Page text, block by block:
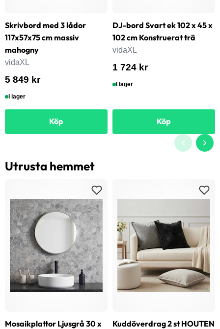
Skrivbord med 3 lådor
117x57x75 cm massiv
mahogny
vidaXL
5 849 kr
I lager
Köp
DJ-bord Svart ek 102 x 45 x
102 cm Konstruerat trä
vidaXL
1 724 kr
I lager
Köp
Utrusta hemmet
Mosaikplattor Ljusgrå 30 x
Kuddöverdrag 2 st HOUTEN